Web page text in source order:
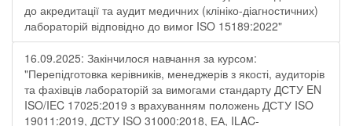
до акредитації та аудит медичних (клініко-діагностичних)
лабораторій відповідно до вимог ISO 15189:2022"
16.09.2025: Закінчилося навчання за курсом:
"Перепідготовка керівників, менеджерів з якості, аудиторів
та фахівців лабораторій за вимогами стандарту ДСТУ EN
ISO/IEC 17025:2019 з врахуванням положень ДСТУ ISO
19011:2019, ДСТУ ISO 31000:2018, ЕА, ILAC-